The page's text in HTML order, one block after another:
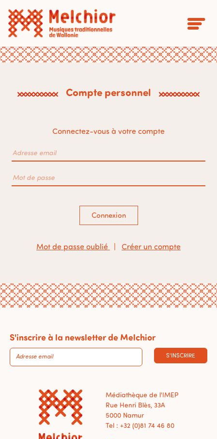
Compte personnel
Connectez-vous à votre compte
Connexion
Mot de passe oublié Créer un compte
S'inscrire à la newsletter de Melchior
S'INSCRIRE
Médiathèque de l'IMEP
Rue Henri Blès, 33A
5000 Namur
Tel : +32 (0)81 74 46 80